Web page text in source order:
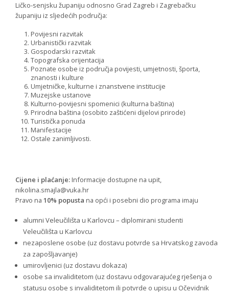
Ličko-senjsku županiju odnosno Grad Zagreb i Zagrebačku
županiju iz sljedećih područja:
Povijesni razvitak
Urbanistički razvitak
Gospodarski razvitak
Topografska orijentacija
Poznate osobe iz područja povijesti, umjetnosti, športa,
znanosti i kulture
Umjetničke, kulturne i znanstvene institucije
Muzejske ustanove
Kulturno-povijesni spomenici (kulturna baština)
Prirodna baština (osobito zaštićeni dijelovi prirode)
Turistička ponuda
Manifestacije
Ostale zanimljivosti.
Cijene i plaćanje: Informacije dostupne na upit,
nikolina.smajla@vuka.hr
Pravo na 10% popusta na opći i posebni dio programa imaju
alumni Veleučilišta u Karlovcu – diplomirani studenti
Veleučilišta u Karlovcu
nezaposlene osobe (uz dostavu potvrde sa Hrvatskog zavoda
za zapošljavanje)
umirovljenici (uz dostavu dokaza)
osobe sa invaliditetom (uz dostavu odgovarajućeg rješenja o
statusu osobe s invaliditetom ili potvrde o upisu u Očevidnik